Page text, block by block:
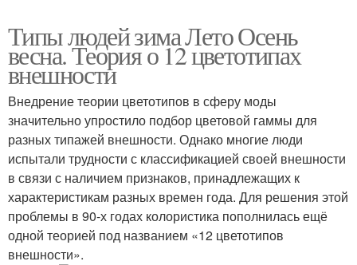
Типы людей зима Лето Осень
весна. Теория о 12 цветотипах
внешности
Внедрение теории цветотипов в сферу моды
значительно упростило подбор цветовой гаммы для
разных типажей внешности. Однако многие люди
испытали трудности с классификацией своей внешности
в связи с наличием признаков, принадлежащих к
характеристикам разных времен года. Для решения этой
проблемы в 90-х годах колористика пополнилась ещё
одной теорией под названием «12 цветотипов
внешности».